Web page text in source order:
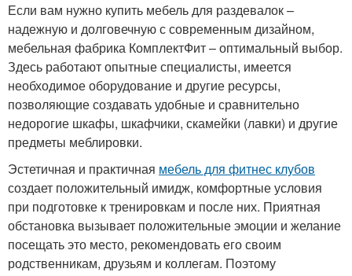
Если вам нужно купить мебель для раздевалок –
надежную и долговечную с современным дизайном,
мебельная фабрика КомплектФит – оптимальный выбор.
Здесь работают опытные специалисты, имеется
необходимое оборудование и другие ресурсы,
позволяющие создавать удобные и сравнительно
недорогие шкафы, шкафчики, скамейки (лавки) и другие
предметы меблировки.
Эстетичная и практичная мебель для фитнес клубов
создает положительный имидж, комфортные условия
при подготовке к тренировкам и после них. Приятная
обстановка вызывает положительные эмоции и желание
посещать это место, рекомендовать его своим
родственникам, друзьям и коллегам. Поэтому